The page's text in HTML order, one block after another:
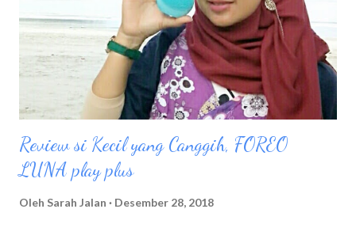
dengan pilihan berbagai aneka sambal seperti : Sambal Mercon
Sambal Matah Sambal BBQ Sambal Mushroom Karena aku
penyuka kuliner pedas, jadi aku memilih Sei Sapi sambal merecon
dengan harga 23K, namun karena ad...
Review si Kecil yang Canggih, FOREO
LUNA play plus
Oleh Sarah Jalan Desember 28, 2018